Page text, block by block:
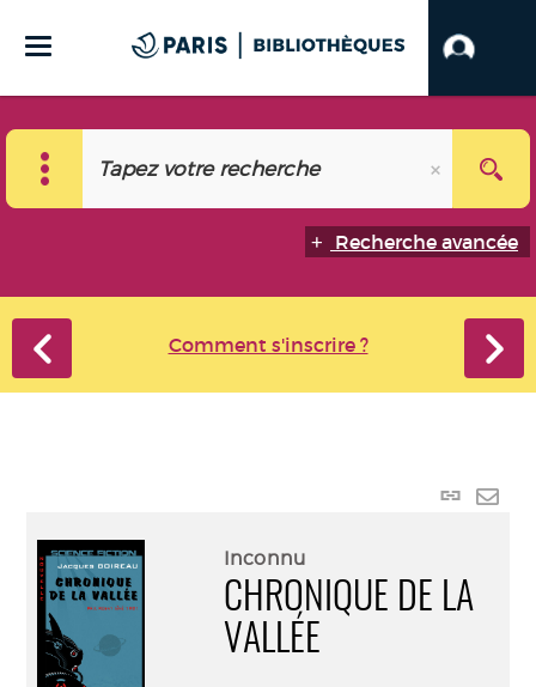
Recherche avancée
Comment s'inscrire ?
Lien
Inconnu
CHRONIQUE DE LA
VALLÉE